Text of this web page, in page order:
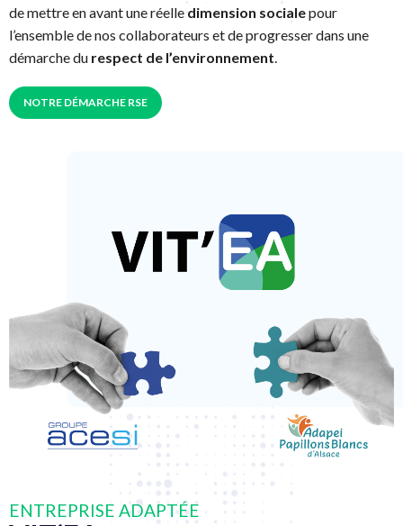
de mettre en avant une réelle dimension socialepour
l’ensemble de nos collaborateurs et de progresser dans une
démarche du respect de l’environnement
NOTRE DÉMARCHE RSE
ENTREPRISE ADAPTÉE